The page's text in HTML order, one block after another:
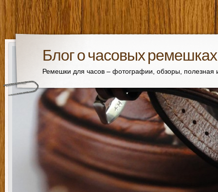
Блог о часовых ремешках
Ремешки для часов – фотографии, обзоры,